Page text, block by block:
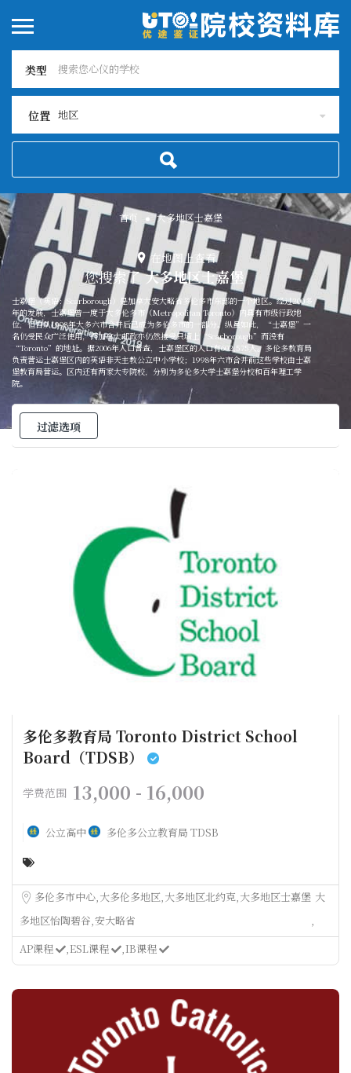
类型
位置 地区
首页 大多地区士嘉堡
在地图上查看
您搜索了大多地区士嘉堡
士嘉堡（英语：Scarborough）是加拿大安大略省多伦多市东部的一个地区。经过200多
年的发展，士嘉堡曾一度于大多伦多市（Metropolitan Toronto）内具有市级行政地
位，但自从1998年大多六市合并后已成为多伦多市的一部分。纵虽如此，“士嘉堡”一
名仍受民众广泛使用，而加拿大邮政亦仍然接受只填上“Scarborough”而没有
“Toronto”的地址。据2006年人口普查，士嘉堡区的人口有602,575人。多伦多教育局
负责营运士嘉堡区内的英语非天主教公立中小学校；1998年六市合并前这些学校由士嘉
堡教育局营运。区内还有两家大专院校，分别为多伦多大学士嘉堡分校和百年理工学
院。
过滤选项
多伦多教育局 Toronto District School
Board（TDSB）
学费范围 13,000 - 16,000
公立高中 多伦多公立教育局 TDSB
多伦多市中心大多伦多地区大多地区北约克大多地区士嘉堡 大
多地区怡陶碧谷安大略省
AP课程
ESL课程 IB课程